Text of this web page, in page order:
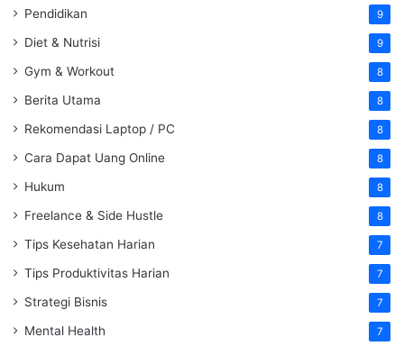
Pendidikan 9
Diet & Nutrisi 9
Gym & Workout 8
Berita Utama 8
Rekomendasi Laptop / PC 8
Cara Dapat Uang Online 8
Hukum 8
Freelance & Side Hustle 8
Tips Kesehatan Harian 7
Tips Produktivitas Harian 7
Strategi Bisnis 7
Mental Health 7